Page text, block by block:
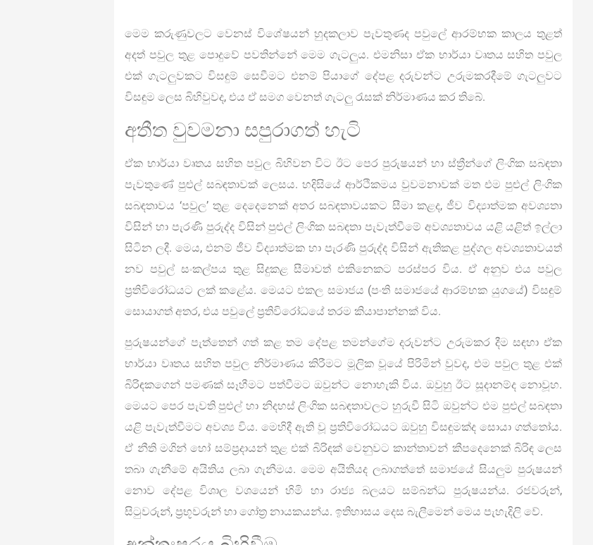
මෙම කරුණුවලට වෙනස් විශේෂයන් හුදකලාව පැවතුණද පවුලේ ආරම්භක කාලය තුළත්
අදත් පවුල තුළ පොදුවේ පවතින්නේ මෙම ගැටලුය. එමනිසා ඒක භාර්යා වෘතය සහිත පවුල
එක් ගැටලුවකට විසඳුම් සෙවීමට එනම් පියාගේ දේපළ දරුවන්ට උරුමකරදීමේ ගැටලුවට
විසඳුම ලෙස බිහිවුවද, එය ඒ සමග වෙනත් ගැටලු රැසක් නිර්මාණය කර තිබේ.
අතීත වුවමනා සපුරාගත් හැටි
ඒක භාර්යා වෘතය සහිත පවුල බිහිවන විට ඊට පෙර පුරුෂයන් හා ස්ත්‍රීන්ගේ ලිංගික සබඳතා
පැවතුණේ පුළුල් සබඳතාවක් ලෙසය. හදිසියේ ආර්ථිකමය වුවමනාවක් මත එම පුළුල් ලිංගික
සබඳතාවය ‘පවුල’ තුළ දෙදෙනෙක් අතර සබඳතාවයකට සීමා කළද, ජීව විද්‍යාත්මක අවශ්‍යතා
විසින් හා පැරණි පුරුද්ද විසින් පුළුල් ලිංගික සබඳතා පැවැත්වීමේ අවශ්‍යතාවය යළි යළිත් ඉල්ලා
සිටින ලදී. මෙය, එනම් ජීව විද්‍යාත්මක හා පැරණි පුරුද්ද විසින් ඇතිකළ පුද්ගල අවශ්‍යතාවයත්
නව පවුල් සංකල්පය තුළ සිදුකළ සීමාවත් එකිනෙකට පරස්පර විය. ඒ අනුව එය පවුල
ප්‍රතිවිරෝධයට ලක් කළේය. මෙයට එකල සමාජය (පංති සමාජයේ ආරම්භක යුගයේ) විසඳුම්
සොයාගත් අතර, එය පවුලේ ප්‍රතිවිරෝධයේ තරම කියාපාන්නක් විය.
පුරුෂයන්ගේ පැත්තෙන් ගත් කළ තම දේපළ තමන්ගේම දරුවන්ට උරුමකර දීම සඳහා ඒක
භාර්යා වෘතය සහිත පවුල නිර්මාණය කිරීමට මූලික වූයේ පිරිමින් වුවද, එම පවුල තුළ එක්
බිරිඳකගෙන් පමණක් සෑහීමට පත්වීමට ඔවුන්ට නොහැකි විය. ඔවුහු ඊට සූදානම්ද නොවූහ.
මෙයට පෙර පැවති පුළුල් හා නිදහස් ලිංගික සබඳතාවලට හුරුවී සිටි ඔවුන්ට එම පුළුල් සබඳතා
යළි පැවැත්වීමට අවශ්‍ය විය. මෙහිදී ඇති වූ ප්‍රතිවිරෝධයට ඔවුහු විසඳුමක්ද සොයා ගත්තෝය.
ඒ නීති මගින් හෝ සම්ප්‍රදායන් තුළ එක් බිරිඳක් වෙනුවට කාන්තාවන් කීපදෙනෙක් බිරිඳ ලෙස
තබා ගැනීමේ අයිතිය ලබා ගැනීමය. මෙම අයිතියද ලබාගත්තේ සමාජයේ සියලුම පුරුෂයන්
නොව දේපළ විශාල වශයෙන් හිමි හා රාජ්‍ය බලයට සම්බන්ධ පුරුෂයන්ය. රජවරුන්,
සිටුවරුන්, ප්‍රභූවරුන් හා ගෝත්‍ර නායකයන්ය. ඉතිහාසය දෙස බැලීමෙන් මෙය පැහැදිලි වේ.